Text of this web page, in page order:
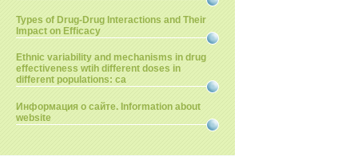
Types of Drug-Drug Interactions and Their
Impact on Efficacy
Ethnic variability and mechanisms in drug
effectiveness wtih different doses in
different populations: ca
Информация о сайте. Information about
website